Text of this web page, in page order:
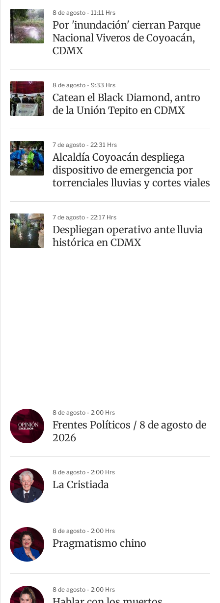
8 de agosto - 11:11 Hrs
Por 'inundación' cierran Parque
Nacional Viveros de Coyoacán,
CDMX
8 de agosto - 9:33 Hrs
Catean el Black Diamond, antro
de la Unión Tepito en CDMX
7 de agosto - 22:31 Hrs
Alcaldía Coyoacán despliega
dispositivo de emergencia por
torrenciales lluvias y cortes viales
7 de agosto - 22:17 Hrs
Despliegan operativo ante lluvia
histórica en CDMX
8 de agosto - 2:00 Hrs
Frentes Políticos / 8 de agosto de
2026
8 de agosto - 2:00 Hrs
La Cristiada
8 de agosto - 2:00 Hrs
Pragmatismo chino
8 de agosto - 2:00 Hrs